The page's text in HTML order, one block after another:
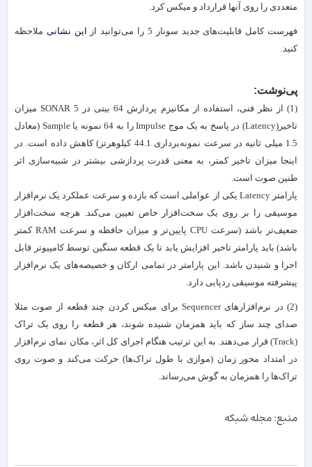
متعددی را روی آنها قرارداد و میکس کرد.
فهرست کامل قابلیت‌های جدید سونار 5 را می‌توانید از این نشانی ملاحظه
کنید.
پی‌نوشت:
(1) از نظر فنی، استفاده از مکانیزم پردازش 64 بیتی در SONAR 5 میزان
تاخیر(Latency) در پاسخ به یک موج Impulse را به 64 نمونه یا Sample (معادل
1.5 میلی ثانیه در سرعت نمونه‌برداری 44.1 کیلوهرتز) کاهش داده است. در
اینجا میزان تاخیر کمتر، به معنی قدرت پردازشی بیشتر در شبیه‌سازی اثر
طنین صوت است.
پارامتر Latency‌ یکی از عواملی است که بازده و سرعت عملکرد یک نرم‌افزار
موسیقی را بر روی یک سخت‌افزار خاص تعیین می‌کند. هرچه سخت‌افزار
ضعیف‌تر باشد (سرعت CPU‌ پایین‌تر و میزان حافظه و سرعت RAM کمتر
باشد) باید پارامتر تاخیر افزایش یابد تا یک قطعه سنگین توسط کامپیوتر قابل
اجرا و شنیدن باشد. این پارامتر در تمامی ارکان و خصیصه‌های یک نرم‌افزار
پیشرفته موسیقی ردپایی دارد.
(2) در نرم‌افزارهای Sequencer برای میکس کردن چند قطعه از صوت مثلا
صدای چند ساز که باید همزمان شنیده شوند، هر قطعه را روی یک تراک
(Track) قرار می‌دهند. به این ترتیب هنگام اجرای کل اثر، مکان نمای نرم‌افزار
در امتداد محور زمان (موازی با طول تراک‌ها) حرکت می‌کند و صوت روی
تراک‌ها را همزمان به گوش می‌رساند.
منبع: مجله شبكه